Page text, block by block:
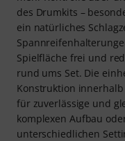
des Drumkits –
ein natürliches
Spielfläche frei und
rund ums Set. Die
Konstruktion innerhalb
für zuverlässige und
komplexen Aufbau
unterschiedlichen